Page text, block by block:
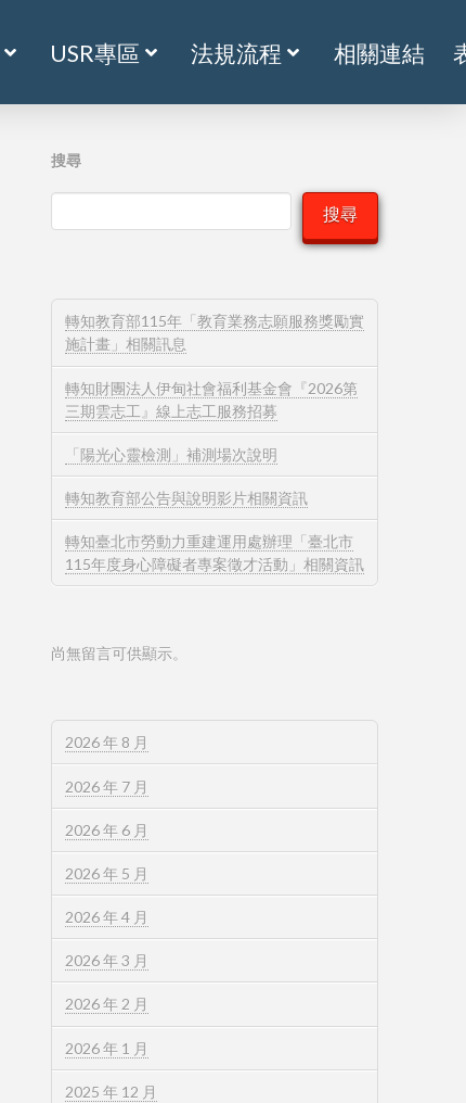
USR專區 法規流程 相關連結
搜尋
搜尋
轉知教育部115年「教育業務志願服務獎勵實
施計畫」相關訊息
轉知財團法人伊甸社會福利基金會『2026第
三期雲志工』線上志工服務招募
「陽光心靈檢測」補測場次說明
轉知教育部公告與說明影片相關資訊
轉知臺北市勞動力重建運用處辦理「臺北市
115年度身心障礙者專案徵才活動」相關資訊
尚無留言可供顯示。
2026 年 8 月
2026 年 7 月
2026 年 6 月
2026 年 5 月
2026 年 4 月
2026 年 3 月
2026 年 2 月
2026 年 1 月
2025 年 12 月